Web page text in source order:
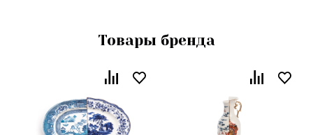
Товары бренда